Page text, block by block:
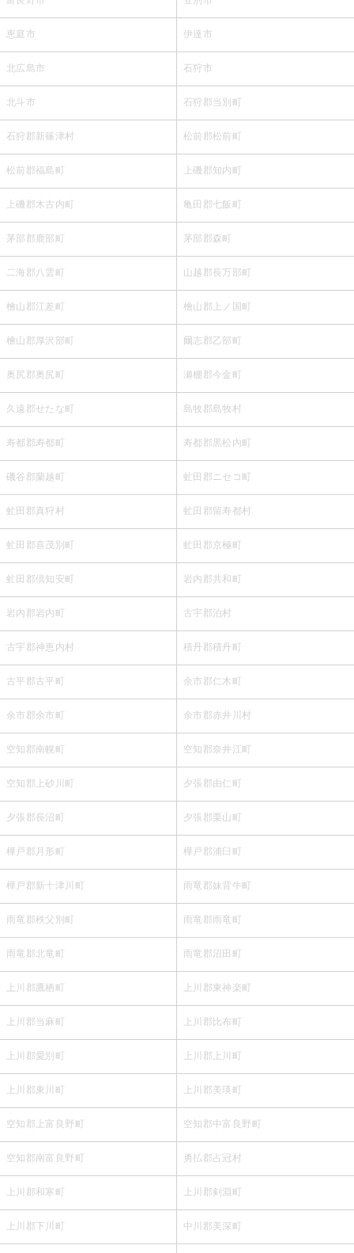
恵庭市 伊達市
北広島市 石狩市
北斗市 石狩郡当別町
石狩郡新篠津村 松前郡松前町
松前郡福島町 上磯郡知内町
上磯郡木古内町 亀田郡七飯町
茅部郡鹿部町 茅部郡森町
二海郡八雲町 山越郡長万部町
檜山郡江差町 檜山郡上ノ国町
檜山郡厚沢部町 爾志郡乙部町
奥尻郡奥尻町 瀬棚郡今金町
久遠郡せたな町 島牧郡島牧村
寿都郡寿都町 寿都郡黒松内町
磯谷郡蘭越町 虻田郡ニセコ町
虻田郡真狩村 虻田郡留寿都村
虻田郡喜茂別町 虻田郡京極町
虻田郡倶知安町 岩内郡共和町
岩内郡岩内町 古宇郡泊村
古宇郡神恵内村 積丹郡積丹町
古平郡古平町 余市郡仁木町
余市郡余市町 余市郡赤井川村
空知郡南幌町 空知郡奈井江町
空知郡上砂川町 夕張郡由仁町
夕張郡長沼町 夕張郡栗山町
樺戸郡月形町 樺戸郡浦臼町
樺戸郡新十津川町 雨竜郡妹背牛町
雨竜郡秩父別町 雨竜郡雨竜町
雨竜郡北竜町 雨竜郡沼田町
上川郡鷹栖町 上川郡東神楽町
上川郡当麻町 上川郡比布町
上川郡愛別町 上川郡上川町
上川郡東川町 上川郡美瑛町
空知郡上富良野町 空知郡中富良野町
空知郡南富良野町 勇払郡占冠村
上川郡和寒町 上川郡剣淵町
上川郡下川町 中川郡美深町